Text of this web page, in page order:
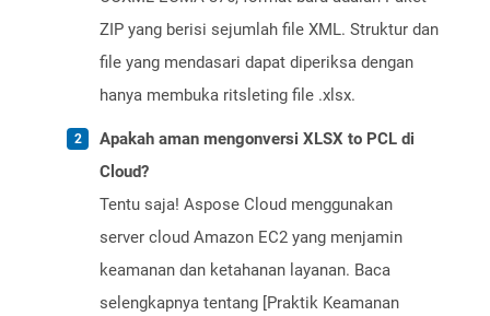
ZIP yang berisi sejumlah file XML. Struktur dan
file yang mendasari dapat diperiksa dengan
hanya membuka ritsleting file .xlsx.
Apakah aman mengonversi XLSX to PCL di
Cloud?
Tentu saja! Aspose Cloud menggunakan
server cloud Amazon EC2 yang menjamin
keamanan dan ketahanan layanan. Baca
selengkapnya tentang [Praktik Keamanan